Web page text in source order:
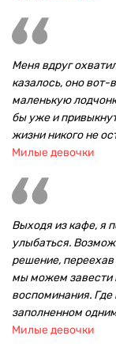
Меня вдруг
казалось, оно вот-
маленькую
бы уже и
жизни никого не
Милые девочки
Выходя из кафе, я
улыбаться.
решение, переехав
мы можем завести
воспоминания.
заполненном
Милые девочки